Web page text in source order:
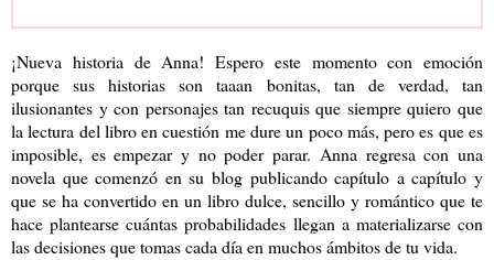
¡Nueva historia de Anna! Espero este momento con emoción
porque sus historias son taaan bonitas, tan de verdad, tan
ilusionantes y con personajes tan recuquis que siempre quiero que
la lectura del libro en cuestión me dure un poco más, pero es que es
imposible, es empezar y no poder parar. Anna regresa con una
novela que comenzó en su blog publicando capítulo a capítulo y
que se ha convertido en un libro dulce, sencillo y romántico que te
hace plantearse cuántas probabilidades llegan a materializarse con
las decisiones que tomas cada día en muchos ámbitos de tu vida.